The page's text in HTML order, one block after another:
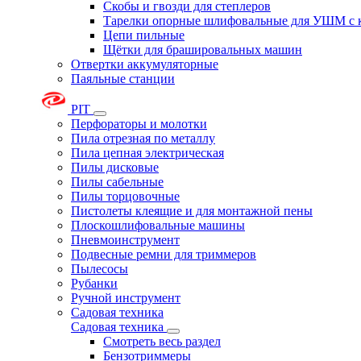
Скобы и гвозди для степлеров
Тарелки опорные шлифовальные для УШМ с
Цепи пильные
Щётки для брашировальных машин
Отвертки аккумуляторные
Паяльные станции
PIT
Перфораторы и молотки
Пила отрезная по металлу
Пила цепная электрическая
Пилы дисковые
Пилы сабельные
Пилы торцовочные
Пистолеты клеящие и для монтажной пены
Плоскошлифовальные машины
Пневмоинструмент
Подвесные ремни для триммеров
Пылесосы
Рубанки
Ручной инструмент
Садовая техника
Садовая техника
Смотреть весь раздел
Бензотриммеры